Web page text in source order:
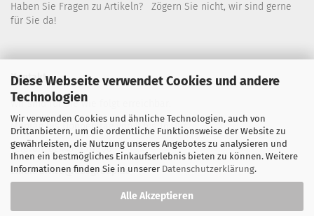
Diese Webseite verwendet Cookies und andere
Technologien
Wir verwenden Cookies und ähnliche Technologien, auch von
Drittanbietern, um die ordentliche Funktionsweise der Website zu
gewährleisten, die Nutzung unseres Angebotes zu analysieren und
Ihnen ein bestmögliches Einkaufserlebnis bieten zu können. Weitere
Informationen finden Sie in unserer Datenschutzerklärung.
Alle Akzeptieren
Haben Sie Fragen zu Artikeln? Zögern Sie nicht, wir sind gerne
für Sie da!
Kontakt
Wir sind für Sie wie folgt erreichbar:
Montag bis Donnerstag von 9 bis 16 Uhr
Telefon: 02445-8517300
Email: office@eosgroup.de